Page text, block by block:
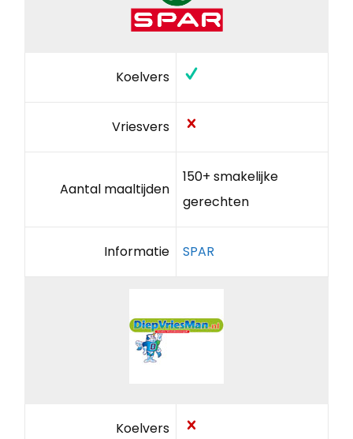
Koelvers
Vriesvers
Aantal maaltijden
150+ smakelijke
gerechten
Informatie SPAR
Koelvers